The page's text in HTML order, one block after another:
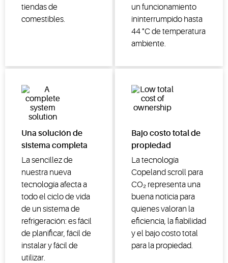
tiendas de
comestibles.
un funcionamiento
ininterrumpido hasta
44 °C de temperatura
ambiente.
Una solución de
sistema completa
La sencillez de
nuestra nueva
tecnología afecta a
todo el ciclo de vida
de un sistema de
refrigeración: es fácil
de planificar, fácil de
instalar y fácil de
utilizar.
Bajo costo total de
propiedad
La tecnología
Copeland scroll para
CO₂ representa una
buena noticia para
quienes valoran la
eficiencia, la fiabilidad
y el bajo costo total
para la propiedad.